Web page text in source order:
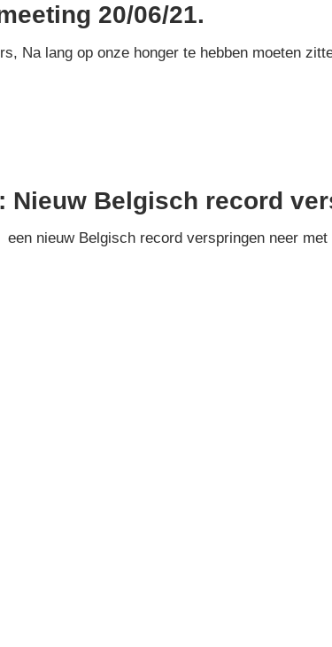
20/06/21.
Na lang op onze honger te hebben moeten
Nieuw Belgisch record
nieuw Belgisch record verspringen neer